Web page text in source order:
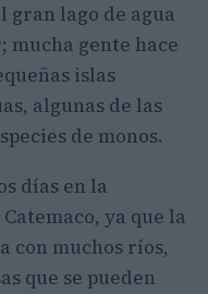
gran lago de agua
mucha gente hace
islas
algunas de las
de monos.
días en la
ya que la
con muchos ríos,
que se pueden